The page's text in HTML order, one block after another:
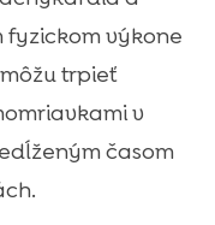
výkone
trpieť
v
časom